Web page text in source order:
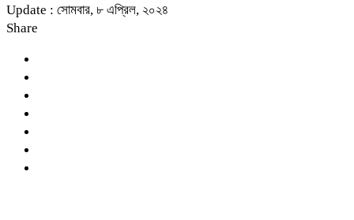
Update : সোমবার, ৮ এপ্রিল, ২০২৪
Share